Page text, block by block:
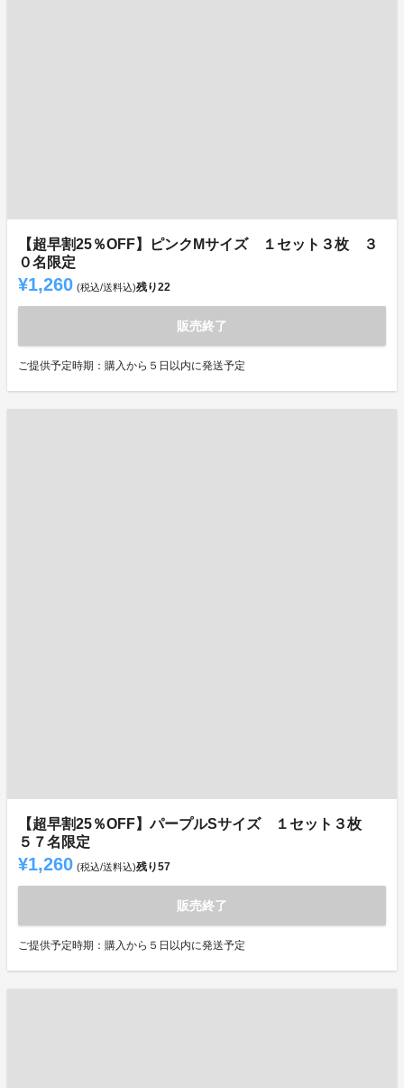
【超早割25％OFF】ピンクMサイズ １セット３枚 ３
０名限定
¥1,260 (税込/送料込)残り22
販売終了
ご提供予定時期：購入から５日以内に発送予定
【超早割25％OFF】パープルSサイズ １セット３枚
５７名限定
¥1,260 (税込/送料込)残り57
販売終了
ご提供予定時期：購入から５日以内に発送予定